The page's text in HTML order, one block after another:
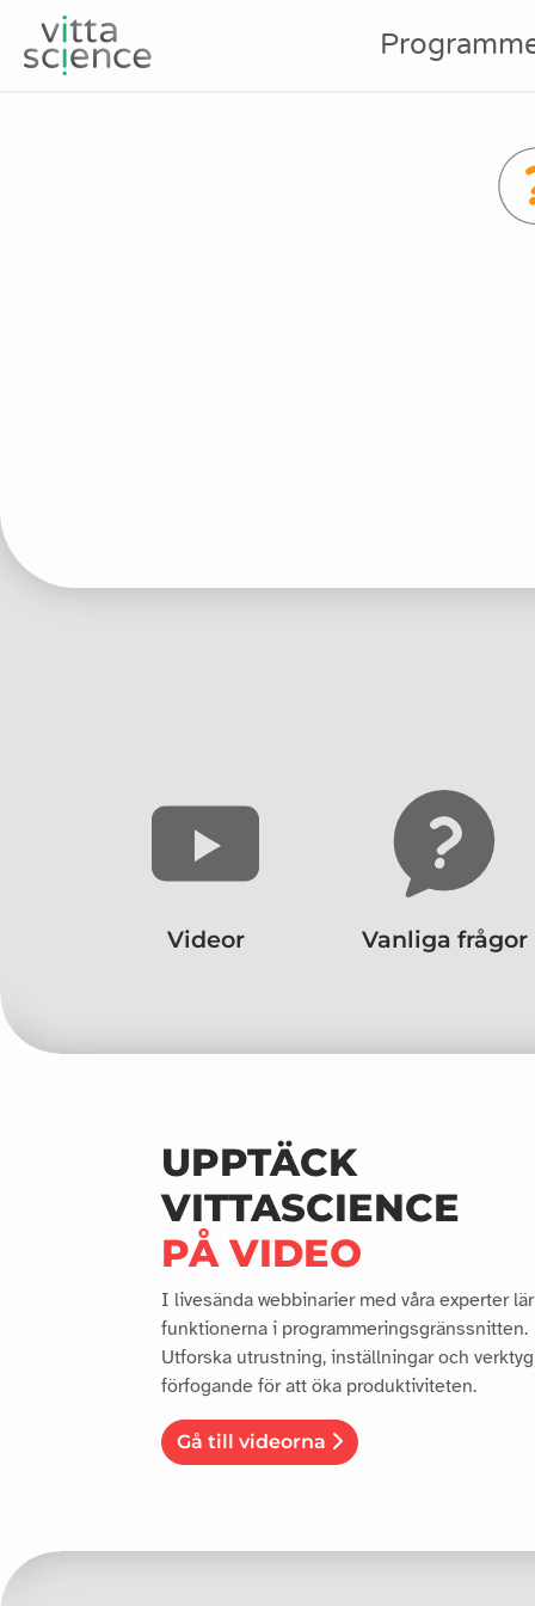
Videor Vanliga frågor
UPPTÄCK
VITTASCIENCE
PÅ VIDEO
I livesända webbinarier med våra experter
funktionerna i programmeringsgränssnitten.
Utforska utrustning, inställningar och
förfogande för att öka produktiviteten.
Gå till videorna